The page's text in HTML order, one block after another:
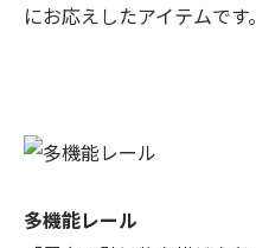
にお応えしたアイテムです。
多機能レール